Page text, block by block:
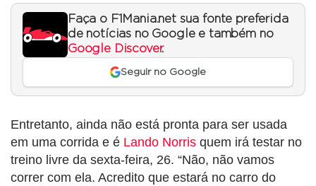
Faça o F1Mania.net sua fonte preferida
de notícias no Google e também no
Google Discover.
Seguir no Google
Entretanto, ainda não está pronta para ser usada
em uma corrida e é Lando Norris quem irá testar no
treino livre da sexta-feira, 26. “Não, não vamos
correr com ela. Acredito que estará no carro do